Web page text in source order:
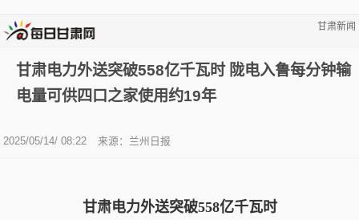
甘肃新闻
甘肃电力外送突破558亿千瓦时 陇电入鲁每分钟输
电量可供四口之家使用约19年
2025/05/14/ 08:22 来源：兰州日报
甘肃电力外送突破558亿千瓦时